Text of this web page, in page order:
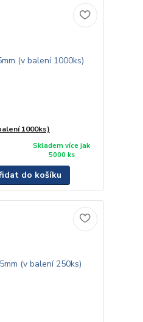
1000ks)
Skladem více jak
5000 ks
do košíku